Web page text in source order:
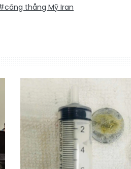
thẳng Mỹ Iran